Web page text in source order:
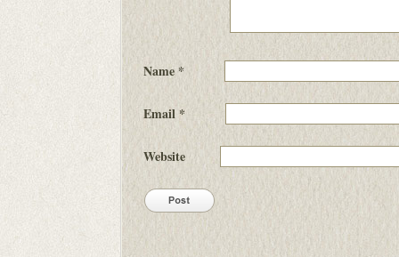
Name*
Email *
Website